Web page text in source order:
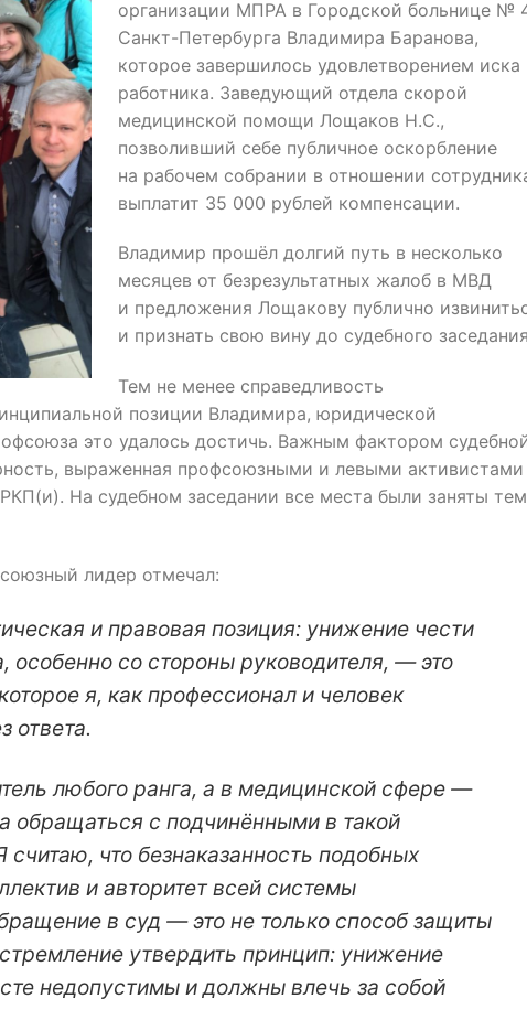
организации МПРА в Городской больнице №
Санкт-Петербурга Владимира Баранова,
которое завершилось удовлетворением иска
работника. Заведующий отдела скорой
медицинской помощи Лощаков Н.С.,
позволивший себе публичное оскорбление
на рабочем собрании в отношении
выплатит 35 000 рублей компенсации.
Владимир прошёл долгий путь в несколько
месяцев от безрезультатных жалоб в МВД
и предложения Лощакову публично
и признать свою вину до судебного
Тем не менее справедливость
позиции Владимира, юридической
это удалось достичь. Важным фактором
выраженная профсоюзными и левыми активистами
На судебном заседании все места были заняты
лидер отмечал:
и правовая позиция: унижение чести
особенно со стороны руководителя, — это
я, как профессионал и человек
ответа.
любого ранга, а в медицинской сфере —
обращаться с подчинёнными в такой
что безнаказанность подобных
и авторитет всей системы
в суд — это не только способ защиты
утвердить принцип: унижение
недопустимы и должны влечь за собой